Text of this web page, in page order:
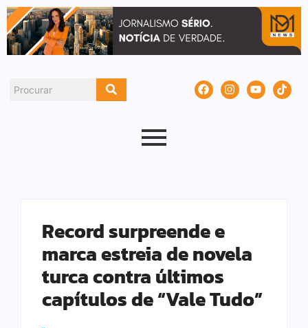
Record surpreende e
marca estreia de novela
turca contra últimos
capítulos de “Vale Tudo”